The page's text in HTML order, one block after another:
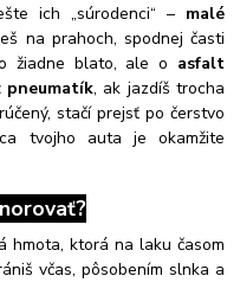
ich „súrodenci“ – malé
na prahoch, spodnej časti
žiadne blato, ale o asfalt
pneumatík, ak jazdíš trocha
stačí prejsť po čerstvo
tvojho auta je okamžite
hmota, ktorá na laku časom
včas, pôsobením slnka a